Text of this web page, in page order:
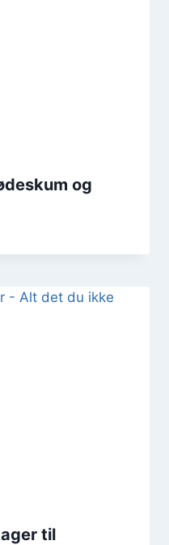
og
til